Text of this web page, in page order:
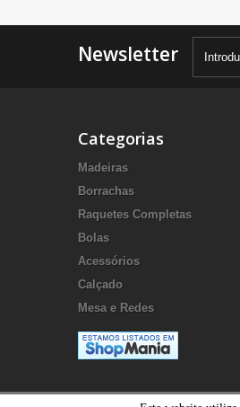
Newsletter
Categorias
Madeiras
Borrachas
Raquetes Completas
Bolas
Acessórios
Calçado
Mesa e Redes